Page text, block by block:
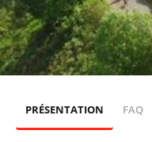
PRÉSENTATION FAQ